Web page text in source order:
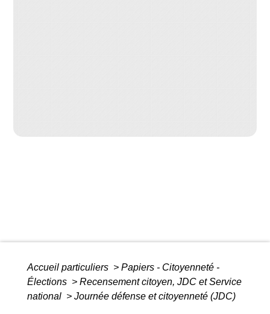
Accueil particuliers > Papiers - Citoyenneté -
Élections > Recensement citoyen, JDC et Service
national > Journée défense et citoyenneté (JDC)